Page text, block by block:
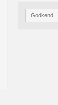
Godkend